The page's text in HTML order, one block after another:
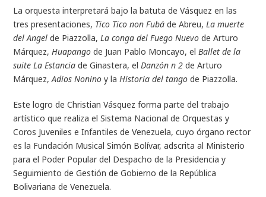
La orquesta interpretará bajo la batuta de Vásquez en las
tres presentaciones, Tico Tico non Fubá de Abreu,La muerte
del Angel de Piazzolla,La conga del Fuego Nuevo de Arturo
Márquez,Huapango de Juan Pablo Moncayo, elBallet de la
suite La Estancia de Ginastera, elDanzón n 2 de Arturo
Márquez,Adios Nonino y laHistoria del tango de Piazzolla.
Este logro de Christian Vásquez forma parte del trabajo
artístico que realiza el Sistema Nacional de Orquestas y
Coros Juveniles e Infantiles de Venezuela, cuyo órgano rector
es la Fundación Musical Simón Bolívar, adscrita al Ministerio
para el Poder Popular del Despacho de la Presidencia y
Seguimiento de Gestión de Gobierno de la República
Bolivariana de Venezuela.